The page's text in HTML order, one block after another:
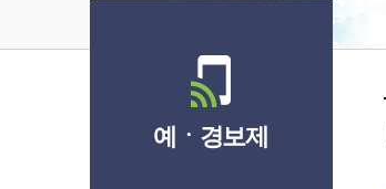
예ㆍ경보제